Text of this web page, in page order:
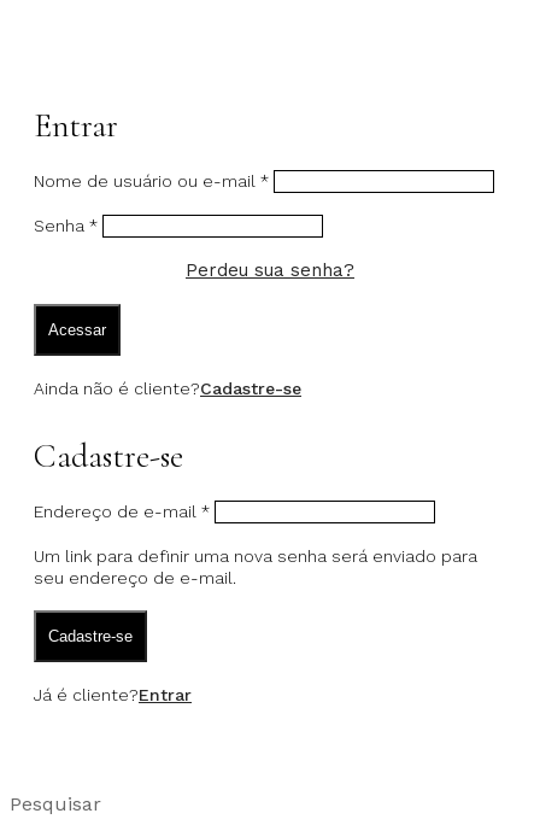
Entrar
Nome de usuário ou e-mail *
Senha *
Perdeu sua senha?
Acessar
Ainda não é cliente?Cadastre-se
Cadastre-se
Endereço de e-mail *
Um link para definir uma nova senha será enviado para
seu endereço de e-mail.
Cadastre-se
Já é cliente?Entrar
Pesquisar